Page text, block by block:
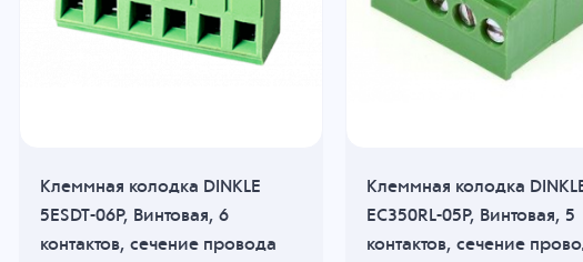
Клеммная колодка DINKLE
5ESDT-06P, Винтовая, 6
контактов, сечение провода
Клеммная колодка
EC350RL-05P, Винтовая, 5
контактов, сечение